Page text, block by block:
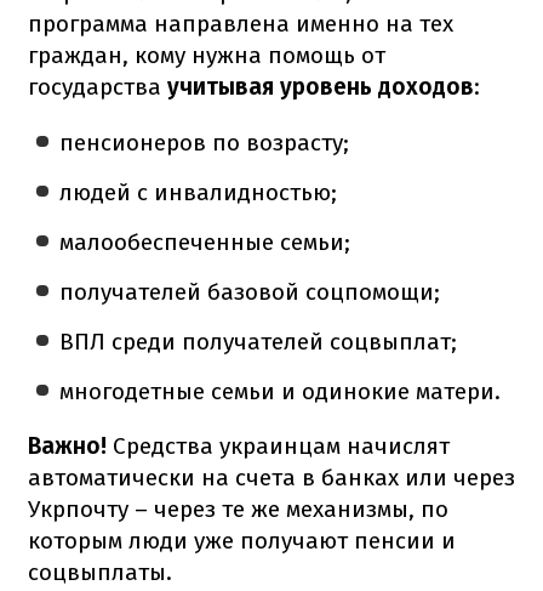
программа направлена именно на тех
граждан, кому нужна помощь от
государства учитывая уровень доходов:
пенсионеров по возрасту;
людей с инвалидностью;
малообеспеченные семьи;
получателей базовой соцпомощи;
ВПЛ среди получателей соцвыплат;
многодетные семьи и одинокие матери.
Важно! Средства украинцам начислят
автоматически на счета в банках или через
Укрпочту – через те же механизмы, по
которым люди уже получают пенсии и
соцвыплаты.